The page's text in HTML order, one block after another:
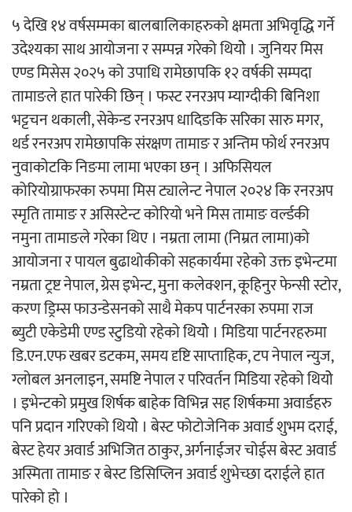
अर्जुन चन्द्रको ‘संवेदनाका प्रतिध्वनि’
मुक्तकसङ्ग्रह लोकार्पण
‘दुर्गा’ निर्माण गर्दै सम्राट
चलचित्र ‘माया भनेकै यस्तो होला’को शीर्ष गीत
सार्वजनिक
५ देखि १४ वर्षसम्मका बालबालिकाहरुको क्षमता अभिवृद्धि गर्ने
उदेश्यका साथ आयोजना र सम्पन्न गरेको थियोे । जुनियर मिस
एण्ड मिसेस २०२५ को उपाधि रामेछापकि १२ वर्षकी सम्पदा
तामाङले हात पारेकी छिन् । फस्ट रनरअप म्याग्दीकी बिनिशा
भट्टचन थकाली, सेकेन्ड रनरअप धादिङकि सरिका सारु मगर,
थर्ड रनरअप रामेछापकि संरक्षण तामाङ र अन्तिम फोर्थ रनरअप
नुवाकोटकि निङमा लामा भएका छन् । अफिसियल
कोरियोग्राफरका रुपमा मिस ट्यालेन्ट नेपाल २०२४ कि रनरअप
स्मृति तामाङ र असिस्टेन्ट कोरियो भने मिस तामाङ वर्ल्डकी
नमुना तामाङले गरेका थिए । नम्रता लामा (निम्रत लामा)को
आयोजना र पायल बुढाथोकीको सहकार्यमा रहेको उक्त इभेन्टमा
नम्रता ट्रष्ट नेपाल, ग्रेस इभेन्ट, मुना कलेक्शन, कूहिनुर फेन्सी स्टोर,
करण ड्रिम्स फाउन्डेसनको साथै मेकप पार्टनरका रुपमा राज
ब्युटी एकेडेमी एण्ड स्टुडियो रहेको थियोे । मिडिया पार्टनरहरुमा
डि.एन.एफ खबर डटकम, समय दृष्टि साप्ताहिक, टप नेपाल न्युज,
ग्लोबल अनलाइन, समष्टि नेपाल र परिवर्तन मिडिया रहेको थियोे
। इभेन्टको प्रमुख शिर्षक बाहेक विभिन्न सह शिर्षकमा अवार्डहरु
पनि प्रदान गरिएको थियोे । बेस्ट फोटोजेनिक अवार्ड शुभम दराई,
बेस्ट हेयर अवार्ड अभिजित ठाकुर, अर्गनाईजर चोईस बेस्ट अवार्ड
अस्मिता तामाङ र बेस्ट डिसिप्लिन अवार्ड शुभेच्छा दराईले हात
पारेको हो ।